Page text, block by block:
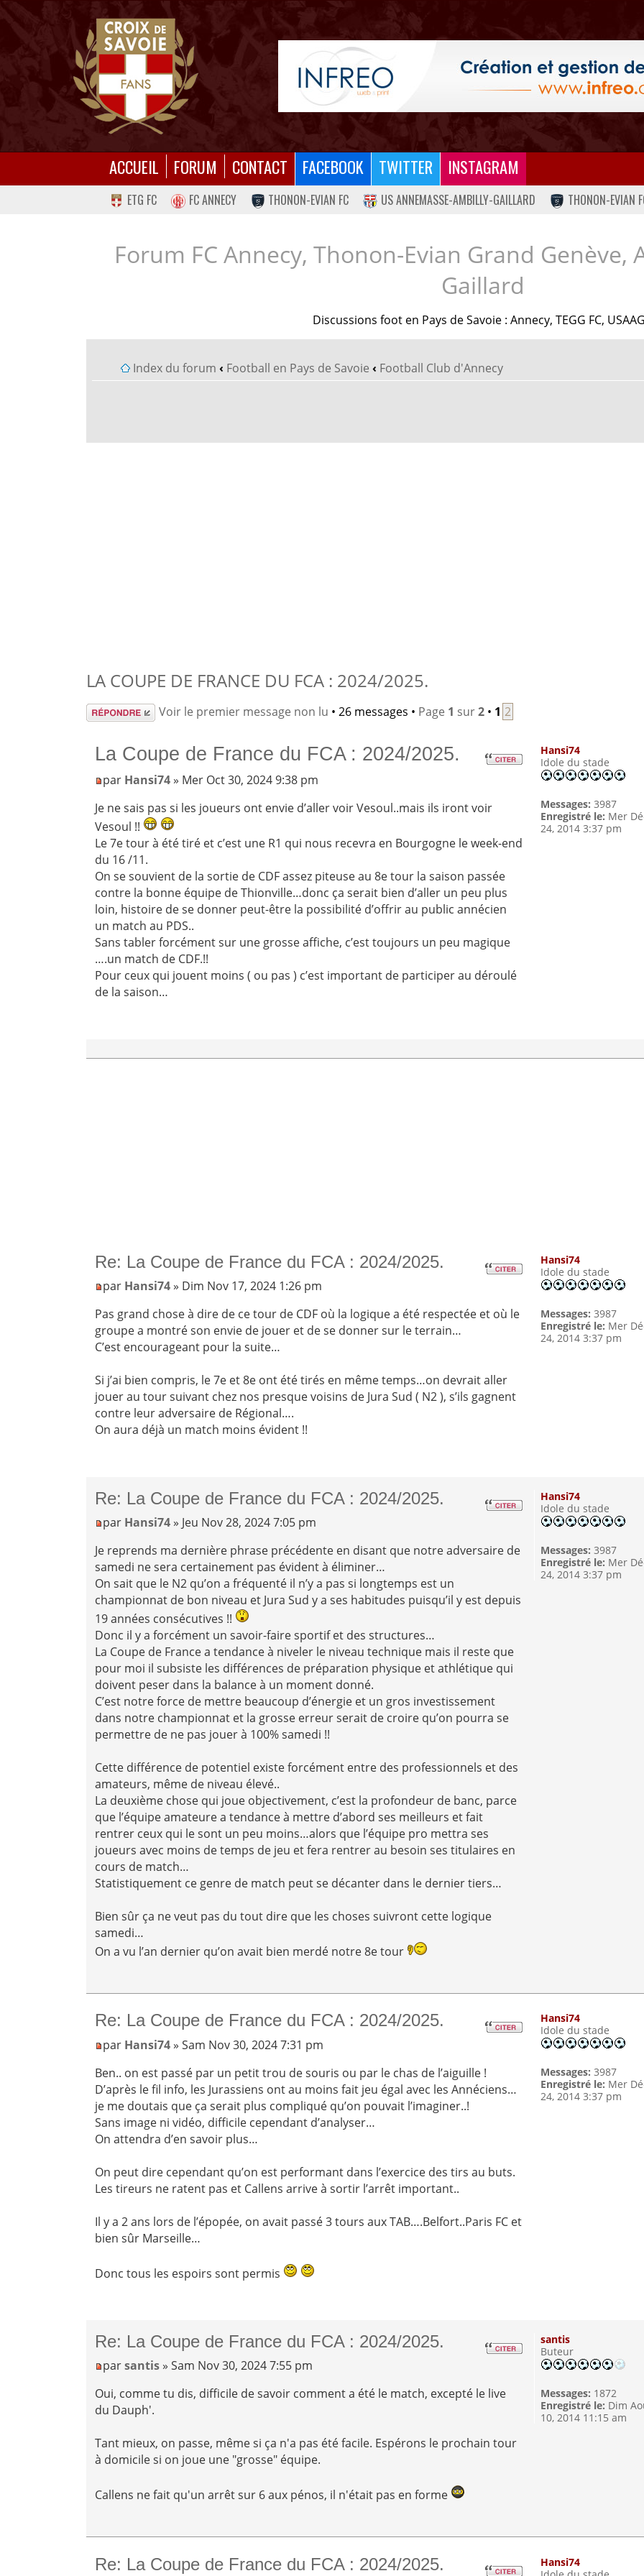
ACCUEIL FORUM CONTACT FACEBOOK TWITTER INSTAGRAM
ETG FC FC ANNECY THONON-EVIAN FC US ANNEMASSE-AMBILLY-GAILLARD THONON-EVIAN
Forum FC Annecy, Thonon-Evian Grand Genève,
Gaillard
Discussions foot en Pays de Savoie : Annecy, TEGG FC,
Index du forum ‹ Football en Pays de Savoie ‹ Football Club d'Annecy
LA COUPE DE FRANCE DU FCA : 2024/2025.
Répondre Voir le premier message non lu • 26 messages • Page 1 sur2• 1 2
La Coupe de France du FCA : 2024/2025.
par Hansi74» Mer Oct 30, 2024 9:38 pm
Je ne sais pas si les joueurs ont envie d’aller voir Vesoul..mais ils iront voir
Vesoul !!
Le 7e tour à été tiré et c’est une R1 qui nous recevra en Bourgogne le week-end
du 16 /11.
On se souvient de la sortie de CDF assez piteuse au 8e tour la saison passée
contre la bonne équipe de Thionville…donc ça serait bien d’aller un peu plus
loin, histoire de se donner peut-être la possibilité d’offrir au public annécien
un match au PDS..
Sans tabler forcément sur une grosse affiche, c’est toujours un peu magique
….un match de CDF.!!
Pour ceux qui jouent moins ( ou pas ) c’est important de participer au déroulé
de la saison…
Hansi74
Idole du stade
Messages: 3987
Enregistré le: Mer
24, 2014 3:37 pm
Re: La Coupe de France du FCA : 2024/2025.
par Hansi74» Dim Nov 17, 2024 1:26 pm
Pas grand chose à dire de ce tour de CDF où la logique a été respectée et où le
groupe a montré son envie de jouer et de se donner sur le terrain…
C’est encourageant pour la suite…
Si j’ai bien compris, le 7e et 8e ont été tirés en même temps…on devrait aller
jouer au tour suivant chez nos presque voisins de Jura Sud ( N2 ), s’ils gagnent
contre leur adversaire de Régional….
On aura déjà un match moins évident !!
Hansi74
Idole du stade
Messages: 3987
Enregistré le: Mer
24, 2014 3:37 pm
Re: La Coupe de France du FCA : 2024/2025.
par Hansi74 » Jeu Nov 28, 2024 7:05 pm
Je reprends ma dernière phrase précédente en disant que notre adversaire de
samedi ne sera certainement pas évident à éliminer…
On sait que le N2 qu’on a fréquenté il n’y a pas si longtemps est un
championnat de bon niveau et Jura Sud y a ses habitudes puisqu’il y est depuis
19 années consécutives !!
Donc il y a forcément un savoir-faire sportif et des structures…
La Coupe de France a tendance à niveler le niveau technique mais il reste que
pour moi il subsiste les différences de préparation physique et athlétique qui
doivent peser dans la balance à un moment donné.
C’est notre force de mettre beaucoup d’énergie et un gros investissement
dans notre championnat et la grosse erreur serait de croire qu’on pourra se
permettre de ne pas jouer à 100% samedi !!
Cette différence de potentiel existe forcément entre des professionnels et des
amateurs, même de niveau élevé..
La deuxième chose qui joue objectivement, c’est la profondeur de banc, parce
que l’équipe amateure a tendance à mettre d’abord ses meilleurs et fait
rentrer ceux qui le sont un peu moins…alors que l’équipe pro mettra ses
joueurs avec moins de temps de jeu et fera rentrer au besoin ses titulaires en
cours de match…
Statistiquement ce genre de match peut se décanter dans le dernier tiers…
Bien sûr ça ne veut pas du tout dire que les choses suivront cette logique
samedi…
On a vu l’an dernier qu’on avait bien merdé notre 8e tour
Hansi74
Idole du stade
Messages: 3987
Enregistré le: Mer
24, 2014 3:37 pm
Re: La Coupe de France du FCA : 2024/2025.
par Hansi74» Sam Nov 30, 2024 7:31 pm
Ben.. on est passé par un petit trou de souris ou par le chas de l’aiguille !
D’après le fil info, les Jurassiens ont au moins fait jeu égal avec les Annéciens…
je me doutais que ça serait plus compliqué qu’on pouvait l’imaginer..!
Sans image ni vidéo, difficile cependant d’analyser…
On attendra d’en savoir plus…
On peut dire cependant qu’on est performant dans l’exercice des tirs au buts.
Les tireurs ne ratent pas et Callens arrive à sortir l’arrêt important..
Il y a 2 ans lors de l’épopée, on avait passé 3 tours aux TAB….Belfort..Paris FC et
bien sûr Marseille…
Donc tous les espoirs sont permis
Hansi74
Idole du stade
Messages: 3987
Enregistré le: Mer
24, 2014 3:37 pm
Re: La Coupe de France du FCA : 2024/2025.
parsantis » Sam Nov 30, 2024 7:55 pm
Oui, comme tu dis, difficile de savoir comment a été le match, excepté le live
du Dauph'.
Tant mieux, on passe, même si ça n'a pas été facile. Espérons le prochain tour
à domicile si on joue une "grosse" équipe.
Callens ne fait qu'un arrêt sur 6 aux pénos, il n'était pas en forme
santis
Buteur
Messages: 1872
Enregistré le: Dim
10, 2014 11:15 am
Re: La Coupe de France du FCA : 2024/2025.
Hansi74